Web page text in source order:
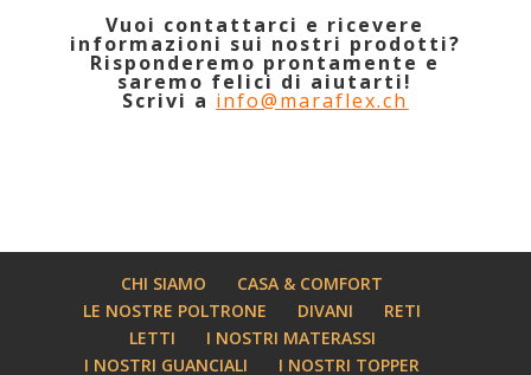
Vuoi contattarci e ricevere
informazioni sui nostri prodotti?
Risponderemo prontamente e
saremo felici di aiutarti!
Scrivi a info@maraflex.ch
CHI SIAMO
CASA & COMFORT
LE NOSTRE POLTRONE
DIVANI
RETI
LETTI
I NOSTRI MATERASSI
I NOSTRI GUANCIALI
I NOSTRI TOPPER